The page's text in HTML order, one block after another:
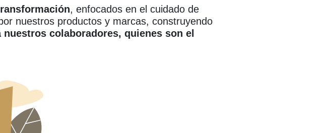
, enfocados en el cuidado de
nuestros productos y marcas, construyendo
colaboradores, quienes son el